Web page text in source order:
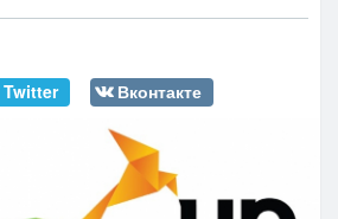
Twitter Вконтакте